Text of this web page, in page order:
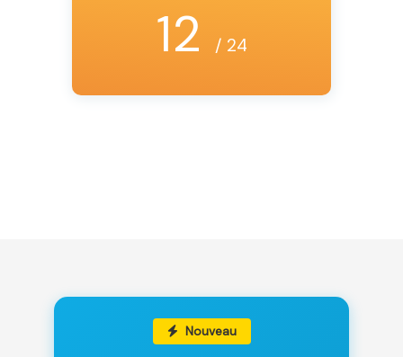
12 / 24
Nouveau